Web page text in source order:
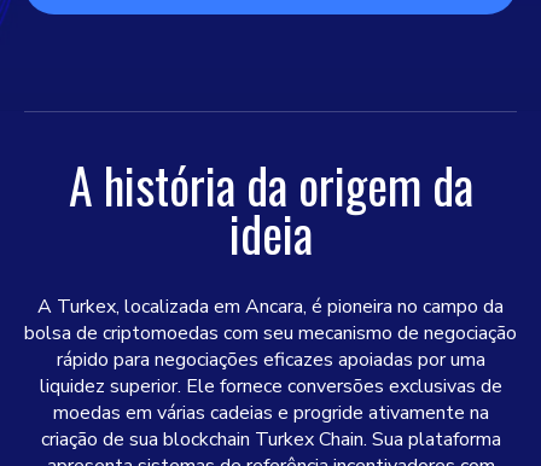
A história da origem da
ideia
A Turkex, localizada em Ancara, é pioneira no campo da
bolsa de criptomoedas com seu mecanismo de negociação
rápido para negociações eficazes apoiadas por uma
liquidez superior. Ele fornece conversões exclusivas de
moedas em várias cadeias e progride ativamente na
criação de sua blockchain Turkex Chain. Sua plataforma